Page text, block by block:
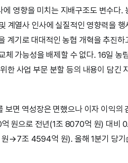
영향을 미치는 지배구조도 변수다.
계열사 인사에 실질적인 영향력을
계기로 대대적인 농협 개혁을 추진
체 가능성을 배제할 수 없다. 16일 농
한 사업 부문 분할 등의 내용이 담긴
보면 역성장은 면했으나 이자 이익의
원으로 전년(1조 8070억 원) 대비
→7조 4594억 원). 올해 1분기 당기